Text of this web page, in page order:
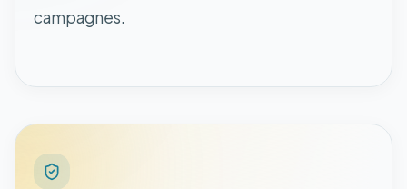
campagnes.